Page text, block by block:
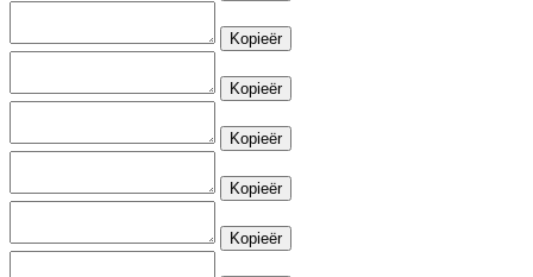
Kopieër
Kopieër
Kopieër
Kopieër
Kopieër